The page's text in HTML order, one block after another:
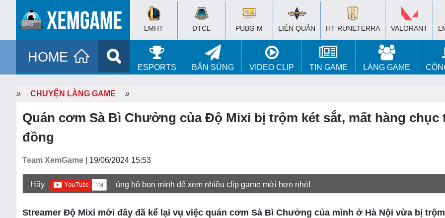
LMHT ĐTCL PUBG M LIÊN QUÂN HT RUNETERRA VALORANT
HOME
ESPORTS BẮN SÚNG VIDEO CLIP TIN GAME LÀNG GAME
» CHUYỆN LÀNG GAME »
Quán cơm Sà Bì Chưởng của Độ Mixi bị trộm két sắt, mất hàng chục
đồng
Team XemGame | 19/06/2024 15:53
Hãy ủng hộ bọn mình để xem nhiều clip game mới hơn nhé!
Streamer Độ Mixi mới đây đã kể lại vụ việc quán cơm Sà Bì Chưởng của mình ở Hà Nội vừa bị